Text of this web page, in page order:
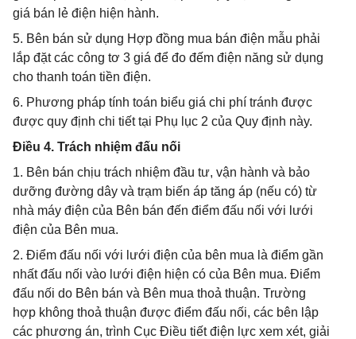
giá bán lẻ điện hiện hành.
5. Bên bán sử dụng Hợp đồng mua bán điện mẫu phải
lắp đặt các công tơ 3 giá để đo đếm điện năng sử dụng
cho thanh toán tiền điện.
6. Phương pháp tính toán biểu giá chi phí tránh được
được quy định chi tiết tại Phụ lục 2 của Quy định này.
Điều 4. Trách nhiệm đấu nối
1. Bên bán chịu trách nhiệm đầu tư, vận hành và bảo
dưỡng đường dây và trạm biến áp tăng áp (nếu có) từ
nhà máy điện của Bên bán đến điểm đấu nối với lưới
điện của Bên mua.
2. Điểm đấu nối với lưới điện của bên mua là điểm gần
nhất đấu nối vào lưới điện hiện có của Bên mua. Điểm
đấu nối do Bên bán và Bên mua thoả thuận. Trường
hợp không thoả thuận được điểm đấu nối, các bên lập
các phương án, trình Cục Điều tiết điện lực xem xét, giải